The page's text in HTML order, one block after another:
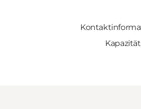
Kapazität